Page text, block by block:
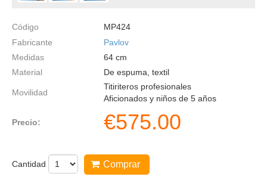
Código
MP424
Fabricante
Pavlov
Medidas
64 cm
Material
De espuma, textil
Movilidad
Titiriteros profesionales
Aficionados y niños de 5 años
Precio: €575.00
Cantidad Comprar